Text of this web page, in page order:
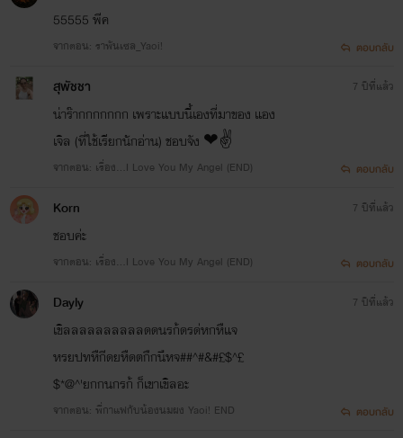
55555 พีค
จากตอน: ‪ราพันเซล_Yaoi‬! ตอบกลับ
สุพัชชา
น่าร๊ากกกกกกก เพราะแบบนี้เองที่มาของ แอง
เจิล (ที่ใช้เรียกนักอ่าน) ชอบจัง ❤✌
จากตอน: เรื่อง...I Love You My Angel (END)
7 ปีที่แล้ว
ตอบกลับ
Korn
ชอบค่ะ
จากตอน: เรื่อง...I Love You My Angel (END)
7 ปีที่แล้ว
ตอบกลับ
Dayly
เขิลลลลลลลลลลดดนรก้ดรด่หกหืแจ
หรยปทหืกีดยหืดตกืกนืหจ##^#&#£$^£
$*@^'ยกกนกรก้ ก็เขาเขิลอะ
จากตอน: พี่กาแฟกับน้องนมผง Yaoi! END
7 ปีที่แล้ว
ตอบกลับ